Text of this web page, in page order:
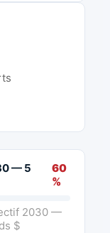
— 5
60
%
2030 —
$